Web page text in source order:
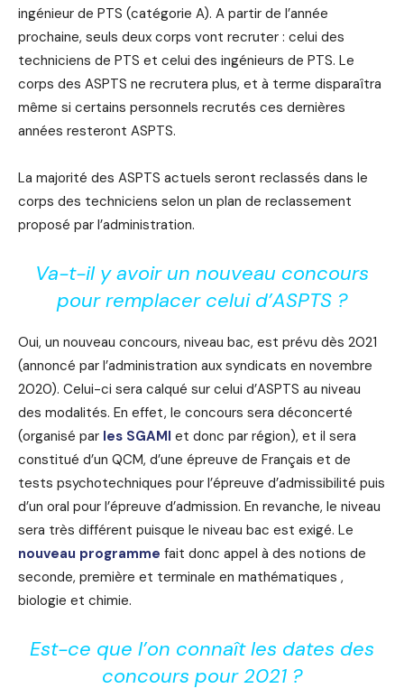
ingénieur de PTS (catégorie A). A partir de l’année
prochaine, seuls deux corps vont recruter : celui des
techniciens de PTS et celui des ingénieurs de PTS. Le
corps des ASPTS ne recrutera plus, et à terme disparaîtra
même si certains personnels recrutés ces dernières
années resteront ASPTS.
La majorité des ASPTS actuels seront reclassés dans le
corps des techniciens selon un plan de reclassement
proposé par l’administration.
Va-t-il y avoir un nouveau concours
pour remplacer celui d’ASPTS ?
Oui, un nouveau concours, niveau bac, est prévu dès 2021
(annoncé par l’administration aux syndicats en novembre
2020). Celui-ci sera calqué sur celui d’ASPTS au niveau
des modalités. En effet, le concours sera déconcerté
(organisé par les SGAMI et donc par région), et il sera
constitué d’un QCM, d’une épreuve de Français et de
tests psychotechniques pour l’épreuve d’admissibilité puis
d’un oral pour l’épreuve d’admission. En revanche, le niveau
sera très différent puisque le niveau bac est exigé. Le
nouveau programme fait donc appel à des notions de
seconde, première et terminale en mathématiques ,
biologie et chimie.
Est-ce que l’on connaît les dates des
concours pour 2021 ?